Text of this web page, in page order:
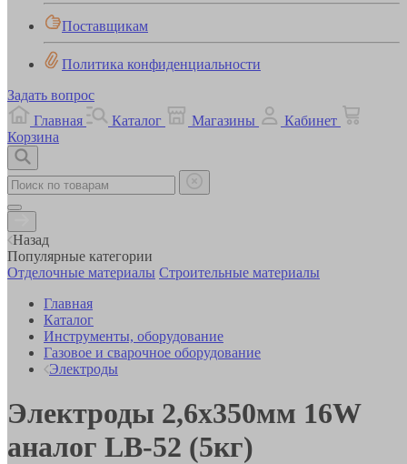
Поставщикам
Политика конфиденциальности
Задать вопрос
Главная
Каталог Магазины
Кабинет
Корзина
Назад
Популярные категории
Отделочные материалы Строительные материалы
Главная
Каталог
Инструменты, оборудование
Газовое и сварочное оборудование
Электроды
Электроды 2,6х350мм 16W
аналог LB-52 (5кг)